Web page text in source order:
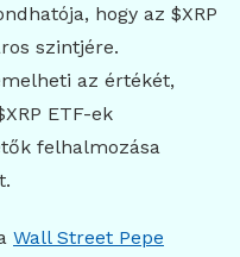
hogy az $XRP
szintjére.
az értékét,
ETF-ek
felhalmozása
Wall Street Pepe